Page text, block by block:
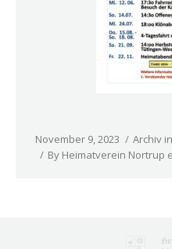
November 9, 2023
Archiv
By Heimatverein Nortrup